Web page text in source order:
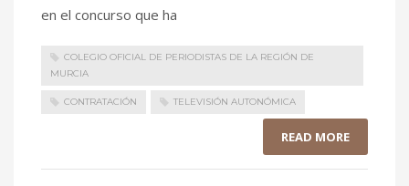
en el concurso que ha
COLEGIO OFICIAL DE PERIODISTAS DE LA REGIÓN DE
MURCIA
CONTRATACIÓN TELEVISIÓN AUTONÓMICA
READ MORE